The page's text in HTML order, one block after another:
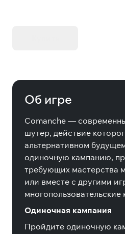
Об игре
Comanche —
шутер, действие
альтернативном
одиночную кампанию,
требующих мастерства
или вместе с другими
Одиночная кампания
Пройдите одиночную